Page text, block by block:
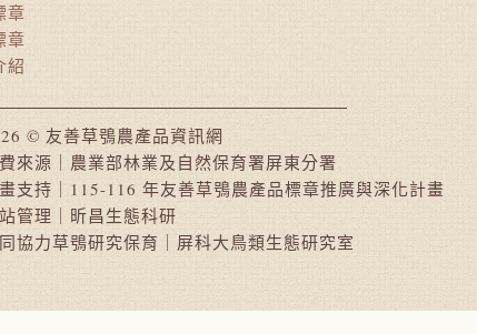
章
章
紹
© 友善草鴞農產品資訊網
來源｜農業部林業及自然保育署屏東分署
支持｜115-116 年友善草鴞農產品標章推廣與深化計畫
管理｜昕昌生態科研
協力草鴞研究保育｜屏科大鳥類生態研究室